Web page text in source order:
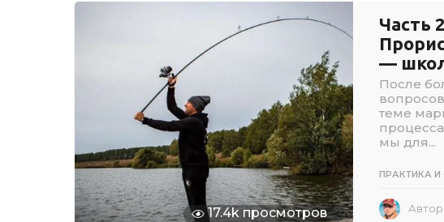
17.4k просмотров
Часть
—
После
теме
мы для...
ПРАКТИКА И
Автор: